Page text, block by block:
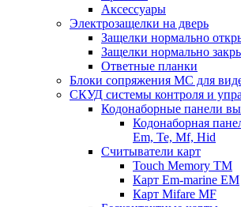
Аксессуары
Электрозащелки на дверь
Защелки нормально
Защелки нормально
Ответные планки
Блоки сопряжения МС для
СКУД системы контроля и
Кодонаборные панели
Кодонаборная
Em, Te, Mf, Hid
Считыватели карт
Touch Memory TM
Карт Em-marine EM
Карт Mifare MF